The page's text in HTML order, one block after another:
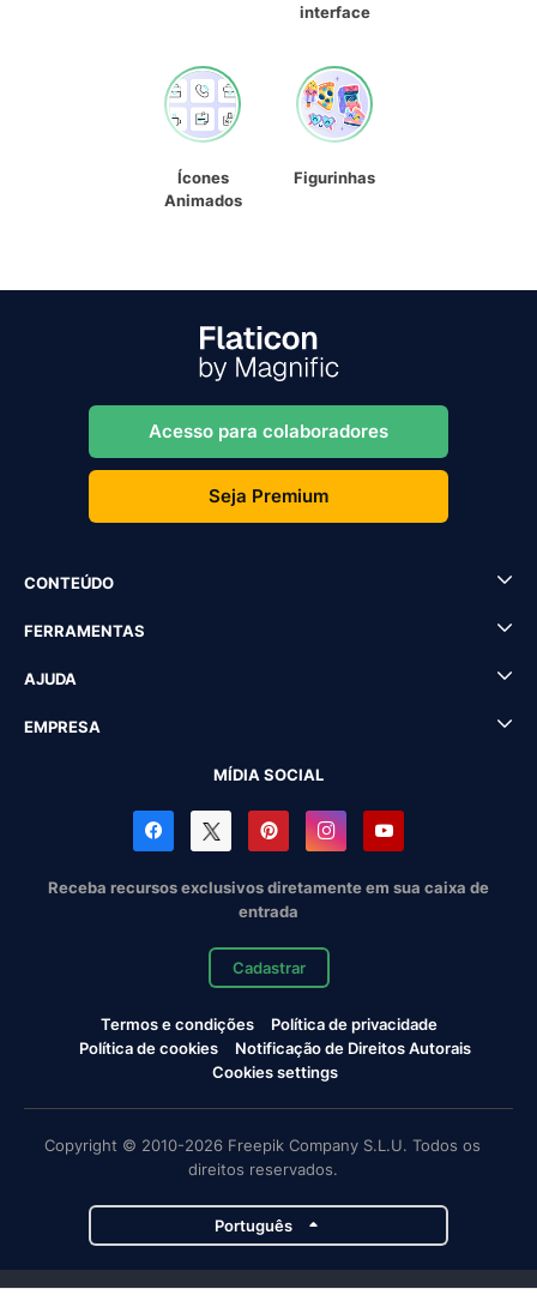
interface
Ícones
Animados
Figurinhas
Acesso para colaboradores
Seja Premium
CONTEÚDO
FERRAMENTAS
AJUDA
EMPRESA
MÍDIA SOCIAL
Receba recursos exclusivos diretamente em sua caixa de
entrada
Cadastrar
Termos e condições
Política de privacidade
Política de cookies
Notificação de Direitos Autorais
Cookies settings
Copyright © 2010-2026 Freepik Company S.L.U. Todos os
direitos reservados.
Português